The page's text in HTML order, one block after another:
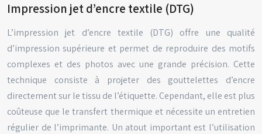
Impression jet d’encre textile (DTG)
L’impression jet d’encre textile (DTG) offre une qualité
d’impression supérieure et permet de reproduire des motifs
complexes et des photos avec une grande précision. Cette
technique consiste à projeter des gouttelettes d’encre
directement sur le tissu de l’étiquette. Cependant, elle est plus
coûteuse que le transfert thermique et nécessite un entretien
régulier de l’imprimante. Un atout important est l’utilisation